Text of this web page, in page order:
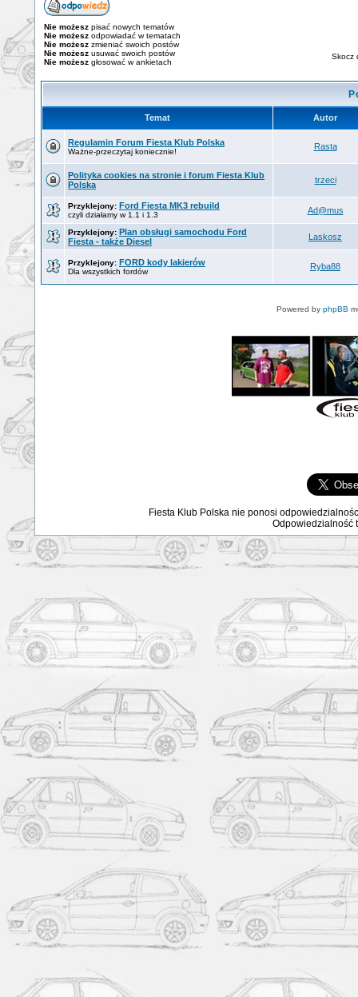
Nie możesz pisać nowych tematów
Nie możesz odpowiadać w tematach
Nie możesz zmieniać swoich postów
Nie możesz usuwać swoich postów
Nie możesz głosować w ankietach
Skocz
Temat Autor
Regulamin Forum Fiesta Klub Polska
Ważne-przeczytaj koniecznie!
Rasta
Polityka cookies na stronie i forum Fiesta Klub
Polska
trzeci
Przyklejony: Ford Fiesta MK3 rebuild
czyli działamy w 1.1 i 1.3 Ad@mus
Przyklejony: Plan obsługi samochodu Ford
Fiesta - także Diesel
Laskosz
Przyklejony: FORD kody lakierów
Dla wszystkich fordów
Ryba88
Powered by phpBB
Fiesta Klub Polska nie ponosi
Odpowiedzialność